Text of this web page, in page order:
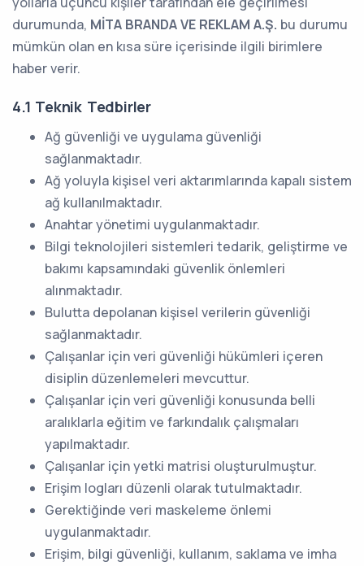
durumunda, MİTA BRANDA VE REKLAM A.Ş. bu durumu
mümkün olan en kısa süre içerisinde ilgili birimlere
haber verir.
4.1 Teknik Tedbirler
Ağ güvenliği ve uygulama güvenliği
sağlanmaktadır.
Ağ yoluyla kişisel veri aktarımlarında kapalı sistem
ağ kullanılmaktadır.
Anahtar yönetimi uygulanmaktadır.
Bilgi teknolojileri sistemleri tedarik, geliştirme ve
bakımı kapsamındaki güvenlik önlemleri
alınmaktadır.
Bulutta depolanan kişisel verilerin güvenliği
sağlanmaktadır.
Çalışanlar için veri güvenliği hükümleri içeren
disiplin düzenlemeleri mevcuttur.
Çalışanlar için veri güvenliği konusunda belli
aralıklarla eğitim ve farkındalık çalışmaları
yapılmaktadır.
Çalışanlar için yetki matrisi oluşturulmuştur.
Erişim logları düzenli olarak tutulmaktadır.
Gerektiğinde veri maskeleme önlemi
uygulanmaktadır.
Erişim, bilgi güvenliği, kullanım, saklama ve imha